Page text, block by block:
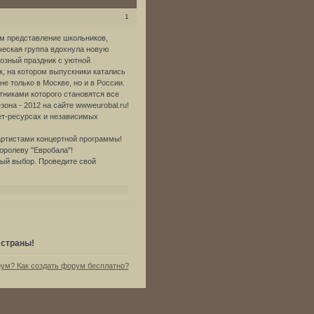
1
школьников,
группа вдохнула новую
праздник с уютной
на котором выпускники катались
только в Москве, но и в России.
которого становятся все
- 2012 на сайте wwweurobal.ru!
ресурсах и независимых
концертной программы!
"Евробала"!
выбор. Проведите свой